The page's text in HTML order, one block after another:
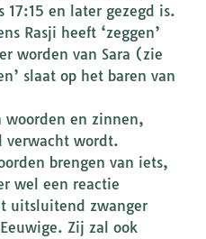
17:15 en later gezegd is.
Rasji heeft ‘zeggen’
worden van Sara (zie
slaat op het baren van
woorden en zinnen,
verwacht wordt.
brengen van iets,
wel een reactie
uitsluitend zwanger
Zij zal ook